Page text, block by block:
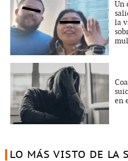
Un
la
en
LO MÁS VISTO DE LA